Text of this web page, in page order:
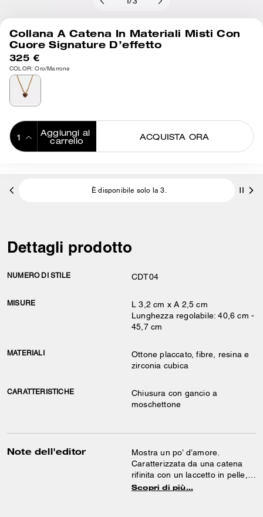
/3
Collana A Catena In Materiali Misti Con
Cuore Signature D’effetto
325 €
COLOR: Oro/Marrone
Aggiungi al
carrello
ACQUISTA ORA
È disponibile solo la 3.
Dettagli prodotto
NUMERO DI STILE CDT04
MISURE
L 3,2 cm x A 2,5 cm
Lunghezza regolabile: 40,6 cm -
45,7 cm
MATERIALI
Ottone placcato, fibre, resina e
zirconia cubica
CARATTERISTICHE
Chiusura con gancio a
moschettone
Note dell'editor
Mostra un po’ d’amore.
Caratterizzata da una catena
rifinita con un laccetto in pelle,
ispirata alle tracolle delle nostre
Scopri di più…